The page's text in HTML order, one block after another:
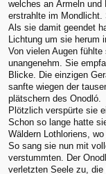
welches an Ärmeln und
erstrahlte im
Als sie damit geendet
Lichtung um sie herum
Von vielen Augen
unangenehm. Sie
Blicke. Die einzigen
sanfte wiegen der
plätschern des Onodló.
Plötzlich verspürte sie
Schon so lange hatte
Wäldern Lothloriens,
So sang sie nun mit
verstummten. Der
verletzten Seele zu,